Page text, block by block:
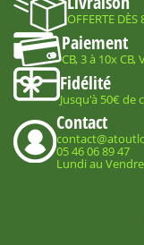
OFFERTE
Paiement
CB, 3 à 10x
Fidélité
Jusqu'à 50€ de
Contact
05 46 06 89 47
Lundi au